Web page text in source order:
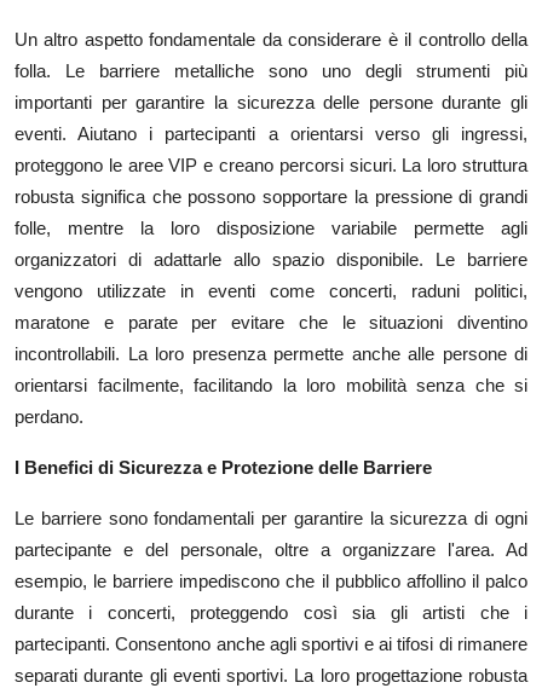
Un altro aspetto fondamentale da considerare è il controllo della
folla. Le barriere metalliche sono uno degli strumenti più
importanti per garantire la sicurezza delle persone durante gli
eventi. Aiutano i partecipanti a orientarsi verso gli ingressi,
proteggono le aree VIP e creano percorsi sicuri. La loro struttura
robusta significa che possono sopportare la pressione di grandi
folle, mentre la loro disposizione variabile permette agli
organizzatori di adattarle allo spazio disponibile. Le barriere
vengono utilizzate in eventi come concerti, raduni politici,
maratone e parate per evitare che le situazioni diventino
incontrollabili. La loro presenza permette anche alle persone di
orientarsi facilmente, facilitando la loro mobilità senza che si
perdano.
I Benefici di Sicurezza e Protezione delle Barriere
Le barriere sono fondamentali per garantire la sicurezza di ogni
partecipante e del personale, oltre a organizzare l'area. Ad
esempio, le barriere impediscono che il pubblico affollino il palco
durante i concerti, proteggendo così sia gli artisti che i
partecipanti. Consentono anche agli sportivi e ai tifosi di rimanere
separati durante gli eventi sportivi. La loro progettazione robusta